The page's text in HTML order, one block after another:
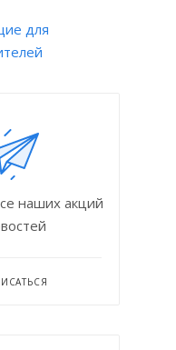
наших акций